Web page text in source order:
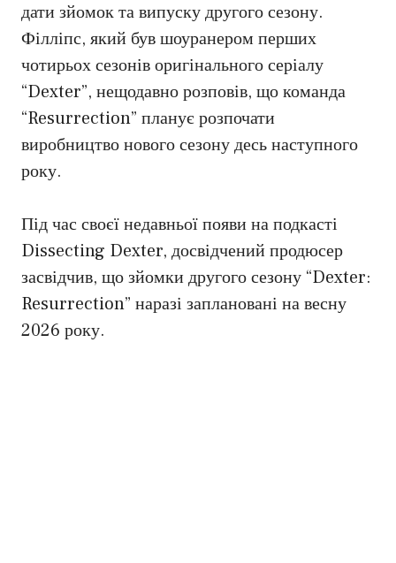
дати зйомок та випуску другого сезону.
Філліпс, який був шоуранером перших
чотирьох сезонів оригінального серіалу
“Dexter”, нещодавно розповів, що команда
“Resurrection” планує розпочати
виробництво нового сезону десь наступного
року.
Під час своєї недавньої появи на подкасті
Dissecting Dexter, досвідчений продюсер
засвідчив, що зйомки другого сезону “Dexter:
Resurrection” наразі заплановані на весну
2026 року.